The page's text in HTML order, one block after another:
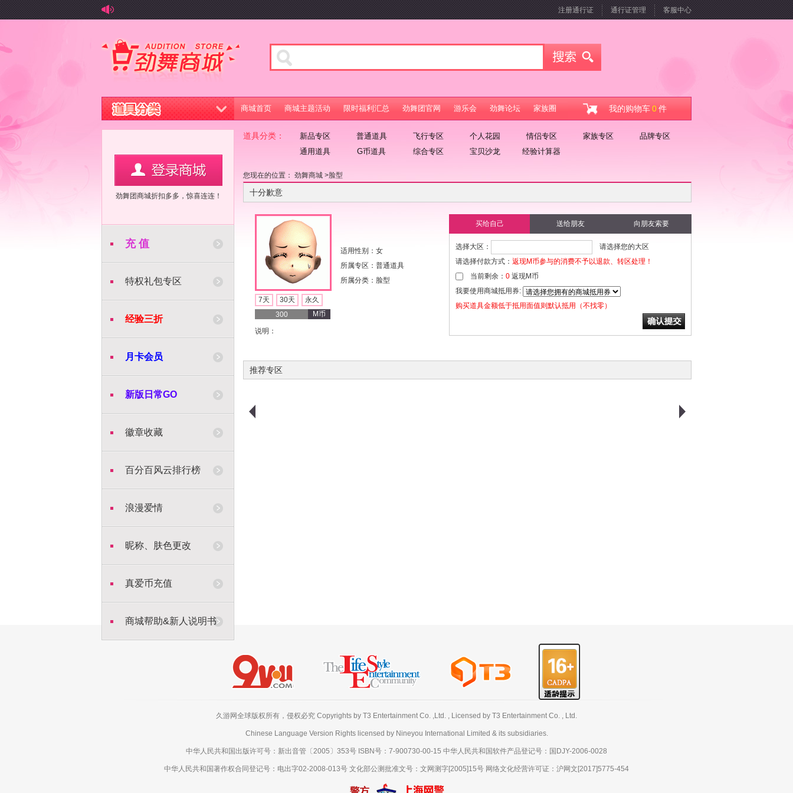
注册通行证 通行证管理 客服中心
商城首页 商城主题活动 限时福利汇总 劲舞团官网 游乐会 劲舞论坛 家族圈 我的购物车0件
劲舞团商城折扣多多，惊喜连连！
充 值
特权礼包专区
经验三折
月卡会员
新版日常GO
徽章收藏
百分百风云排行榜
浪漫爱情
昵称、肤色更改
真爱币充值
商城帮助&新人说明书
道具分类： 新品专区 普通道具 飞行专区 个人花园 情侣专区 家族专区
品牌专区
通用道具
G币道具 综合专区 宝贝沙龙 经验计算器
您现在的位置： 劲舞商城 >脸型
十分歉意
7天 30天
永久
M币
300
适用性别：女
所属专区：普通道具
所属分类：脸型
说明：
买给自己 送给朋友 向朋友索要
选择大区：
请选择您的大区
请选择付款方式： 返现M币参与的消费不予以退款、转区处理！
当前剩余： 0 返现M币
我要使用商城抵用券:
购买道具金额低于抵用面值则默认抵用（不找零）
推荐专区
久游网全球版权所有，侵权必究 Copyrights by T3 Entertainment Co. ,Ltd. , Licensed by T3 Entertainment Co. , Ltd.
Chinese Language Version Rights licensed by Nineyou International Limited & its subsidiaries.
中华人民共和国出版许可号：新出音管〔2005〕353号 ISBN号：7-900730-00-15 中华人民共和国软件产品登记号：国DJY-2006-0028
中华人民共和国著作权合同登记号：电出字02-2008-013号 文化部公测批准文号：文网测字[2005]15号 网络文化经营许可证：沪网文[2017]5775-454